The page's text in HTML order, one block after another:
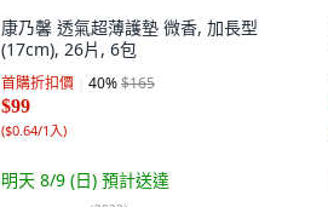
康乃馨 透氣超薄護墊 微香, 加長型
(17cm), 26片, 6包
首購折扣價 40%$165
$99
($0.64/1入)
明天 8/9 (日) 預計送達